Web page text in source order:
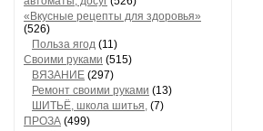
«Вкусные рецепты для здоровья»
(526)
Польза ягод (11)
Своими руками (515)
ВЯЗАНИЕ (297)
Ремонт своими руками (13)
ШИТЬЁ, школа шитья, (7)
ПРОЗА (499)